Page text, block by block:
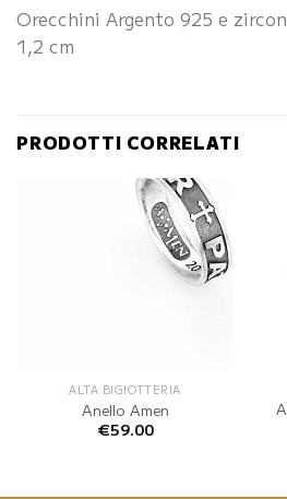
Orecchini Argento 925 e
1,2 cm
PRODOTTI CORRELATI
ALTA BIGIOTTERIA
Anello Amen
€59.00